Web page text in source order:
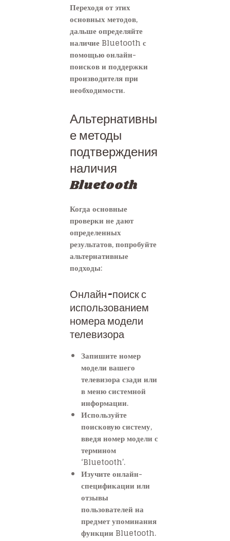
Переходя от этих
основных методов,
дальше определяйте
наличие Bluetooth с
помощью онлайн-
поисков и поддержки
производителя при
необходимости.
Альтернативны
е методы
подтверждения
наличия
Bluetooth
Когда основные
проверки не дают
определенных
результатов, попробуйте
альтернативные
подходы:
Онлайн-поиск с
использованием
номера модели
телевизора
Запишите номер
модели вашего
телевизора сзади или
в меню системной
информации.
Используйте
поисковую систему,
введя номер модели с
термином
‘Bluetooth’.
Изучите онлайн-
спецификации или
отзывы
пользователей на
предмет упоминания
функции Bluetooth.